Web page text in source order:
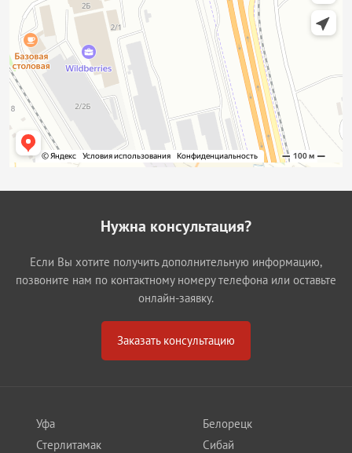
Нужна консультация?
Если Вы хотите получить дополнительную информацию,
позвоните нам по контактному номеру телефона или оставьте
онлайн-заявку.
Заказать консультацию
Уфа
Стерлитамак
Белорецк
Сибай